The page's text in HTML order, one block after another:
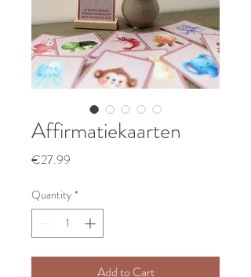
Affirmatiekaarten
€27.99
Quantity *
Add to Cart